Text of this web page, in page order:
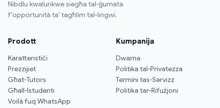
Nibdlu kwalunkwe siegħa tal-ġurnata
f'opportunità ta' tagħlim tal-lingwi.
Prodott
Karatteristiċi
Prezzijiet
Għat-Tutors
Għall-Istudenti
Voilà fuq WhatsApp
Kumpanija
Dwarna
Politika tal-Privatezza
Termini tas-Servizz
Politika tar-Rifużjoni